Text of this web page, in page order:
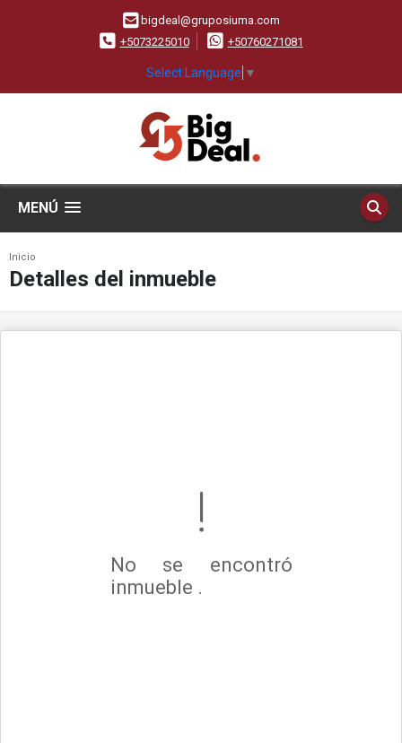
bigdeal@gruposiuma.com
+5073225010
+50760271081
Select Language ▼
MENÚ
Inicio
Detalles del inmueble
No se encontró
inmueble .